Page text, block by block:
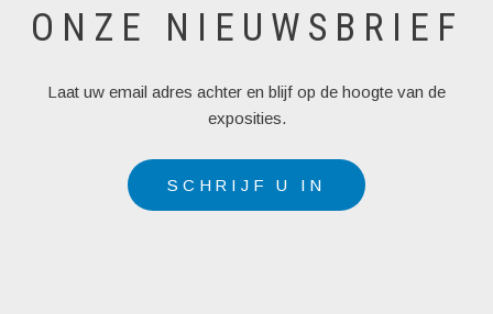
ONZE NIEUWSBRIEF
Laat uw email adres achter en blijf op de hoogte van de
exposities.
SCHRIJF U IN